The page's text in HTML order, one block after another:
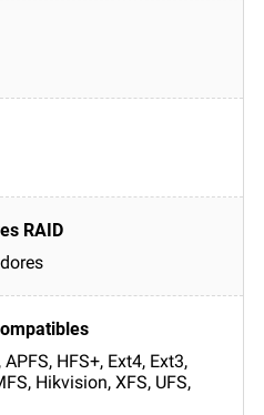
APFS, HFS+, Ext4, Ext3,
Hikvision, XFS, UFS,